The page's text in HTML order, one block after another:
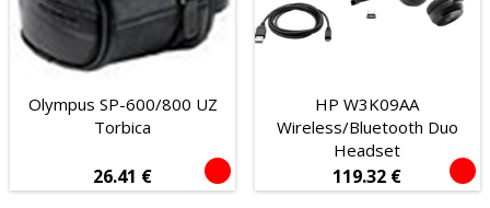
Olympus SP-600/800 UZ
Torbica
26.41 €
HP W3K09AA
Wireless/Bluetooth Duo
Headset
119.32 €